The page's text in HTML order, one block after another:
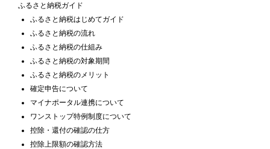
ふるさと納税ガイド
ふるさと納税はじめてガイド
ふるさと納税の流れ
ふるさと納税の仕組み
ふるさと納税の対象期間
ふるさと納税のメリット
確定申告について
マイナポータル連携について
ワンストップ特例制度について
控除・還付の確認の仕方
控除上限額の確認方法